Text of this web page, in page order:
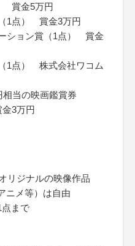
賞金5万円
1点） 賞金3万円
ション賞（1点） 賞金
1点） 株式会社ワコム
当の映画鑑賞券
3万円
リジナルの映像作品
ニメ等）は自由
まで